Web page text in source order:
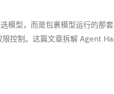
模型，而是包裹模型运行的那
控制。这篇文章拆解 Agent